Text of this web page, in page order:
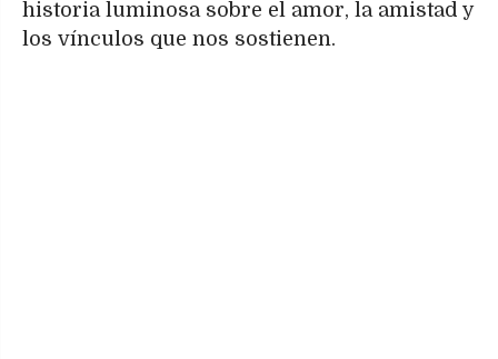
historia luminosa sobre el amor, la amistad y
los vínculos que nos sostienen.